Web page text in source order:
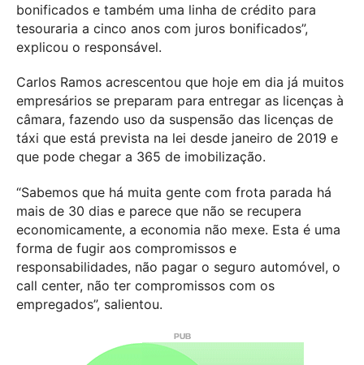
bonificados e também uma linha de crédito para
tesouraria a cinco anos com juros bonificados”,
explicou o responsável.
Carlos Ramos acrescentou que hoje em dia já muitos
empresários se preparam para entregar as licenças à
câmara, fazendo uso da suspensão das licenças de
táxi que está prevista na lei desde janeiro de 2019 e
que pode chegar a 365 de imobilização.
“Sabemos que há muita gente com frota parada há
mais de 30 dias e parece que não se recupera
economicamente, a economia não mexe. Esta é uma
forma de fugir aos compromissos e
responsabilidades, não pagar o seguro automóvel, o
call center, não ter compromissos com os
empregados”, salientou.